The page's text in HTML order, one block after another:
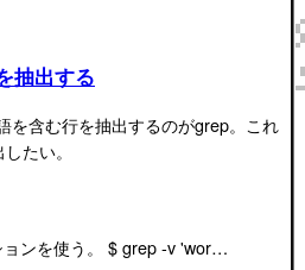
抽出する
を含む行を抽出するのがgrep。これ
たい。
ンを使う。 $ grep -v 'wor…